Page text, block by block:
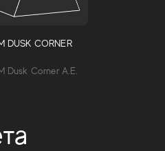
DUSK CORNER
Dusk Corner A.E.